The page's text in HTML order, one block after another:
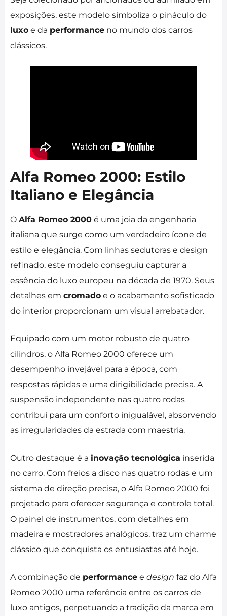
exposições, este modelo simboliza o pináculo do
luxo e da performance no mundo dos carros
clássicos.
Alfa Romeo 2000: Estilo
Italiano e Elegância
O Alfa Romeo 2000 é uma joia da engenharia
italiana que surge como um verdadeiro ícone de
estilo e elegância. Com linhas sedutoras e design
refinado, este modelo conseguiu capturar a
essência do luxo europeu na década de 1970. Seus
detalhes em cromado e o acabamento sofisticado
do interior proporcionam um visual arrebatador.
Equipado com um motor robusto de quatro
cilindros, o Alfa Romeo 2000 oferece um
desempenho invejável para a época, com
respostas rápidas e uma dirigibilidade precisa. A
suspensão independente nas quatro rodas
contribui para um conforto inigualável, absorvendo
as irregularidades da estrada com maestria.
Outro destaque é a inovação tecnológica inserida
no carro. Com freios a disco nas quatro rodas e um
sistema de direção precisa, o Alfa Romeo 2000 foi
projetado para oferecer segurança e controle total.
O painel de instrumentos, com detalhes em
madeira e mostradores analógicos, traz um charme
clássico que conquista os entusiastas até hoje.
A combinação de performance e design faz do Alfa
Romeo 2000 uma referência entre os carros de
luxo antigos, perpetuando a tradição da marca em